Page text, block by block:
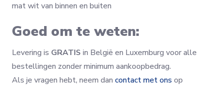
mat wit van binnen en buiten
Goed om te weten:
Levering is GRATIS in België en Luxemburg voor alle
bestellingen zonder minimum aankoopbedrag.
Als je vragen hebt, neem dan contact met ons op